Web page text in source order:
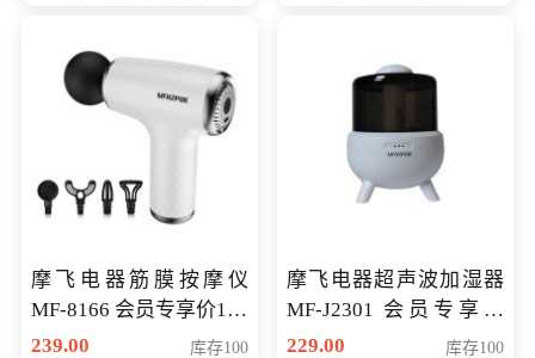
摩飞电器筋膜按摩仪
MF-8166 会员专享价168
元
239.00 库存100
摩飞电器超声波加湿器
MF-J2301 会员专享价
168元
229.00 库存100